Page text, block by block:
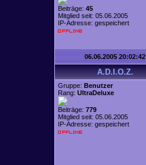
Beiträge: 45
Mitglied seit: 05.06.2005
IP-Adresse: gespeichert
06.06.2005 20:02:42
A.D.I.O.Z.
Gruppe: Benutzer
Rang: UltraDeluxe
Beiträge: 779
Mitglied seit: 05.06.2005
IP-Adresse: gespeichert